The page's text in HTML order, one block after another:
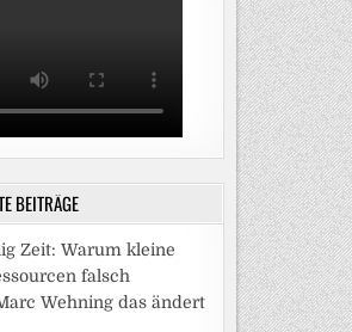
BEITRÄGE
Zeit: Warum kleine
falsch
Wehning das ändert